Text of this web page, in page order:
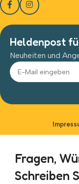
Heldenpost
Neuheiten und
Fragen,
Schreiben